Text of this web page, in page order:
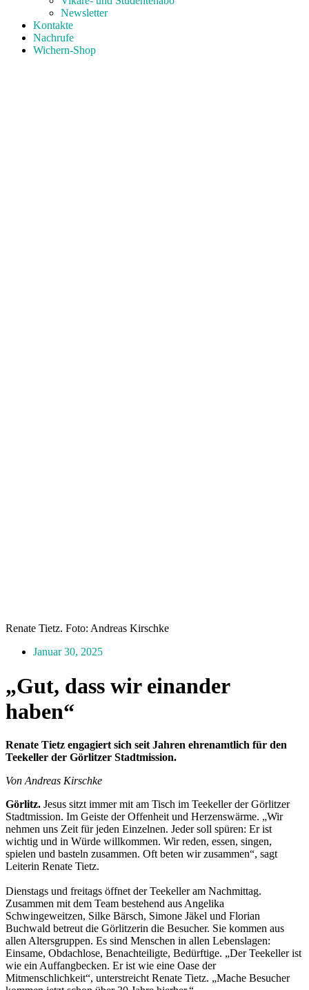
Newsletter
Kontakte
Nachrufe
Wichern-Shop
Renate Tietz. Foto: Andreas Kirschke
Januar 30, 2025
„Gut, dass wir einander
haben“
Renate Tietz engagiert sich seit Jahren ehrenamtlich für den
Teekeller der Görlitzer Stadtmission.
Von Andreas Kirschke
Görlitz. Jesus sitzt immer mit am Tisch im Teekeller der Görlitzer
Stadtmission. Im Geiste der Offenheit und Herzenswärme. „Wir
nehmen uns Zeit für jeden Einzelnen. Jeder soll spüren: Er ist
wichtig und in Würde willkommen. Wir reden, essen, singen,
spielen und basteln zusammen. Oft beten wir zusammen“, sagt
Leiterin Renate Tietz.
Dienstags und freitags öffnet der Teekeller am Nachmittag.
Zusammen mit dem Team bestehend aus Angelika
Schwingeweitzen, Silke Bärsch, Simone Jäkel und Florian
Buchwald betreut die Görlitzerin die Besucher. Sie kommen aus
allen Altersgruppen. Es sind Menschen in allen Lebenslagen:
Einsame, Obdachlose, Benachteiligte, Bedürftige. „Der Teekeller ist
wie ein Auffangbecken. Er ist wie eine Oase der
Mitmenschlichkeit“, unterstreicht Renate Tietz. „Mache Besucher